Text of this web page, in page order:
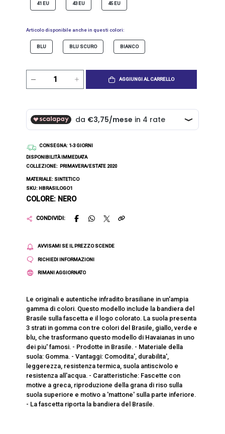
41 EU 43 EU 45 EU
Articolo disponibile anche in questi colori:
BLU BLU SCURO BIANCO
AGGIUNGI AL CARRELLO
CONSEGNA: 1-3 GIORNI
DISPONIBILITÀ IMMEDIATA
COLLEZIONE: PRIMAVERA/ESTATE 2020
MATERIALE: SINTETICO
SKU: HBRASILOGO1
COLORE: NERO
CONDIVIDI:
AVVISAMI SE IL PREZZO SCENDE
RICHIEDI INFORMAZIONI
RIMANI AGGIORNATO
Le originali e autentiche infradito brasiliane in un'ampia
gamma di colori. Questo modello include la bandiera del
Brasile sulla fascetta e il logo colorato. La suola presenta
3 strati in gomma con tre colori del Brasile, giallo, verde e
blu, che trasformano questo modello di Havaianas in uno
dei piu' famosi. - Prodotte in Brasile. - Materiale della
suola: Gomma. - Vantaggi: Comodita', durabilita',
leggerezza, resistenza termica, suola antiscivolo e
resistenza all'acqua. - Caratteristiche: Fascette con
motive a greca, riproduzione della grana di riso sulla
suola superiore e motivo a 'mattone' sulla parte inferiore.
- La fascetta riporta la bandiera del Brasile.